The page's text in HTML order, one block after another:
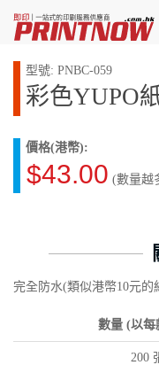
型號: PNBC-059
彩色YUPO
價格(港幣):
$43.00 (數量越
完全防水(類似港幣10元的
數量 (以每
200